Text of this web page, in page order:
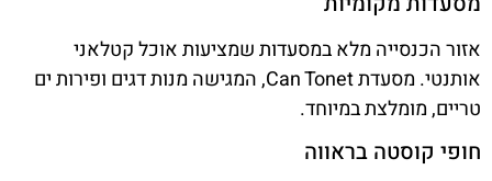
אזור הכנסייה מלא במסעדות שמציעות אוכל קטלאני
אותנטי. מסעדת Can Tonet, המגישה מנות דגים ופירות ים
טריים, מומלצת במיוחד.
חופי קוסטה בראווה